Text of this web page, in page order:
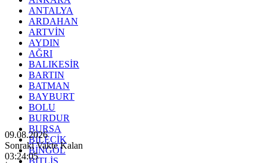
ANTALYA
ARDAHAN
ARTVİN
AYDIN
AĞRI
BALIKESİR
BARTIN
BATMAN
BAYBURT
BOLU
BURDUR
BURSA
BİLECİK
BİNGÖL
09.08.2026
Sonraki Vakte Kalan
03:24:04